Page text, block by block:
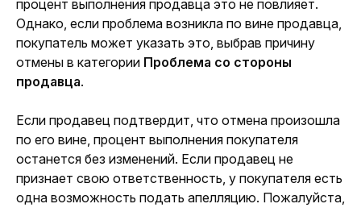
процент выполнения продавца это не повлияет.
Однако, если проблема возникла по вине продавца,
покупатель может указать это, выбрав причину
отмены в категории Проблема со стороны
продавца.
Если продавец подтвердит, что отмена произошла
по его вине, процент выполнения покупателя
останется без изменений. Если продавец не
признает свою ответственность, у покупателя есть
одна возможность подать апелляцию. Пожалуйста,